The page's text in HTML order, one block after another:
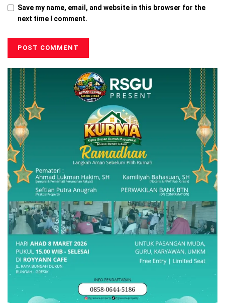
Save my name, email, and website in this browser for the
next time I comment.